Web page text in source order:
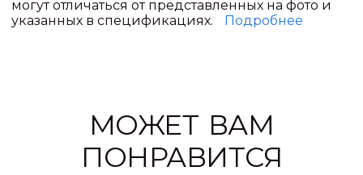
могут отличаться от представленных на фото и
указанных в спецификациях.
Подробнее
МОЖЕТ ВАМ
ПОНРАВИТСЯ